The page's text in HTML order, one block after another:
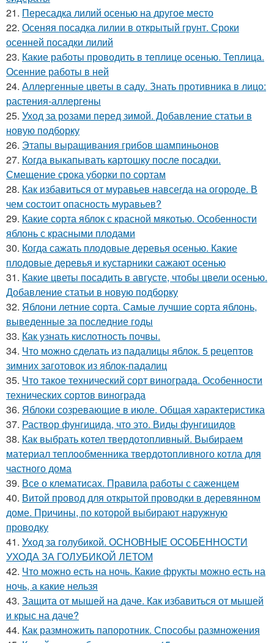
21. Пересадка лилий осенью на другое место
22. Осеняя посадка лилии в открытый грунт. Сроки
осенней посадки лилий
23. Какие работы проводить в теплице осенью. Теплица.
Осенние работы в ней
24. Аллергенные цветы в саду. Знать противника в лицо:
растения-аллергены
25. Уход за розами перед зимой. Добавление статьи в
новую подборку
26. Этапы выращивания грибов шампиньонов
27. Когда выкапывать картошку после посадки.
Смещение срока уборки по сортам
28. Как избавиться от муравьев навсегда на огороде. В
чем состоит опасность муравьев?
29. Какие сорта яблок с красной мякотью. Особенности
яблонь с красными плодами
30. Когда сажать плодовые деревья осенью. Какие
плодовые деревья и кустарники сажают осенью
31. Какие цветы посадить в августе, чтобы цвели осенью.
Добавление статьи в новую подборку
32. Яблони летние сорта. Самые лучшие сорта яблонь,
выведенные за последние годы
33. Как узнать кислотность почвы.
34. Что можно сделать из падалицы яблок. 5 рецептов
зимних заготовок из яблок-падалиц
35. Что такое технический сорт винограда. Особенности
технических сортов винограда
36. Яблоки созревающие в июле. Общая характеристика
37. Раствор фунгицида, что это. Виды фунгицидов
38. Как выбрать котел твердотопливный. Выбираем
материал теплообменника твердотопливного котла для
частного дома
39. Все о клематисах. Правила работы с саженцем
40. Витой провод для открытой проводки в деревянном
доме. Причины, по которой выбирают наружную
проводку
41. Уход за голубикой. ОСНОВНЫЕ ОСОБЕННОСТИ
УХОДА ЗА ГОЛУБИКОЙ ЛЕТОМ
42. Что можно есть на ночь. Какие фрукты можно есть на
ночь, а какие нельзя
43. Защита от мышей на даче. Как избавиться от мышей
и крыс на даче?
44. Как размножить папоротник. Способы размножения